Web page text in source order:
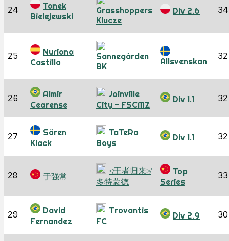
24
Tanek
Bielejewski
Grasshoppers
Klucze
Div 2.6 34
25
Nuriana
Castillo
Sannegården
BK
Allsvenskan 32
26
Almir
Cearense
Joinville
City - FSCMZ
Div 1.1 32
27
Sören
Klack
TaTeRo
Boys
Div 1.1 32
28 于强常
≮王者归来≯
多特蒙德
Top
Series
33
29
David
Fernandez
Trovantis
FC
Div 2.9 30